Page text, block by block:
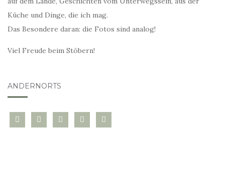
Küche und Dinge, die ich mag.
Das Besondere daran: die Fotos sind analog!
Viel Freude beim Stöbern!
ANDERNORTS
bloglovininstagramtwitter pinterest
mail